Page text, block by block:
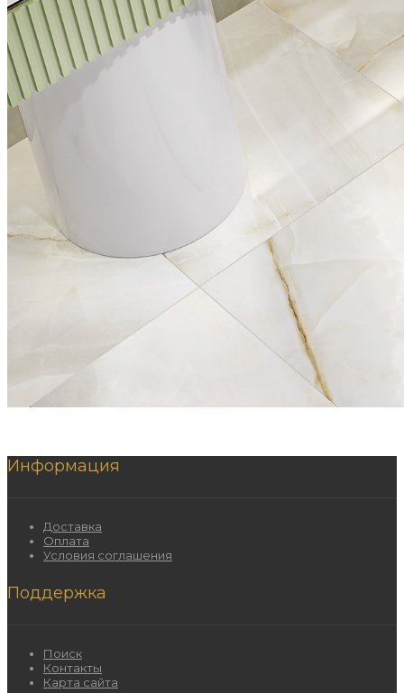
Информация
Доставка
Оплата
Условия соглашения
Поддержка
Поиск
Контакты
Карта сайта